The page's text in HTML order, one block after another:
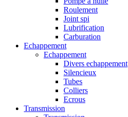
Roulement
Joint spi
Lubrification
Carburation
Echappement
Echappement
Divers echappement
Silencieux
Tubes
Colliers
Ecrous
Transmission